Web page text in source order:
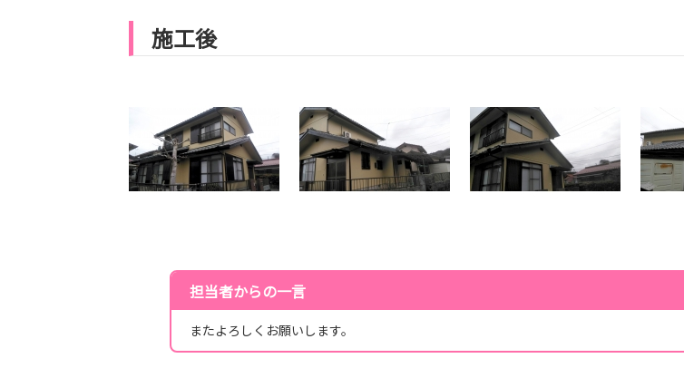
施工後
担当者からの一言
またよろしくお願いします。